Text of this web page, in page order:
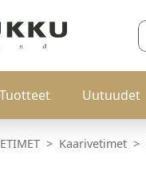
Tuotteet Uutuudet
Kaarivetimet